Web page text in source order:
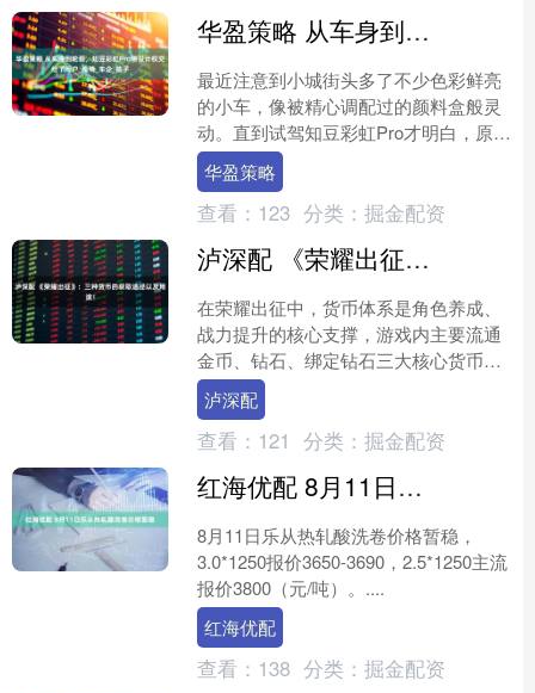
华盈策略 从车身到轮毂，知豆彩虹Pro将设计权交给了用户_座椅_车企_孩子
最近注意到小城街头多了不少色彩鲜亮
的小车，像被精心调配过的颜料盒般灵
动。直到试驾知豆彩虹Pro才明白，原来
微型电动车也能成为流动的时尚载体。
最让我印象深刻的是....
华盈策略
查看： 123 分类： 掘金配资
泸深配 《荣耀出征》：三种货币的获取途径以及用途！
在荣耀出征中，货币体系是角色养成、
战力提升的核心支撑，游戏内主要流通
金币、钻石、绑定钻石三大核心货币，
三者分工明确、用途互补，只有理清每
类货币的获取渠道与合理用....
泸深配
查看： 121 分类： 掘金配资
红海优配 8月11日乐从热轧酸洗卷价格暂稳
8月11日乐从热轧酸洗卷价格暂稳，
3.0*1250报价3650-3690，2.5*1250主流
报价3800（元/吨）。....
红海优配
查看： 138 分类： 掘金配资